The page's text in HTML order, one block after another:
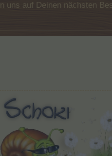
uns auf Deinen nächsten